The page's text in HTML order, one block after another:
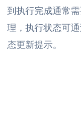
到执行完成通常
理，执行状态可
态更新提示。